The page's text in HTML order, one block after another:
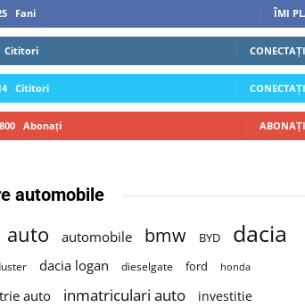
Fani ÎMI
Cititori
Cititori
Abonați
automobile
auto automobile bmw BYD dacia
dacia logan dieselgate ford honda
auto inmatriculari auto investitie